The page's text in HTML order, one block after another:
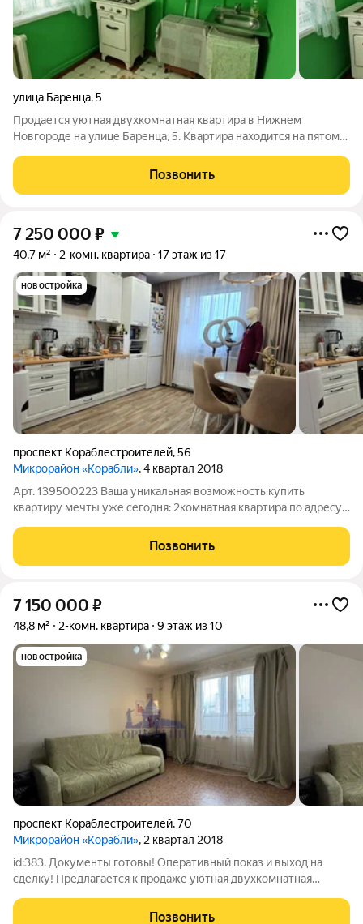
улица Баренца,5
Продается уютная двухкомнатная квартира в Нижнем
Новгороде на улице Баренца, 5. Квартира находится на пятом
м, из которых жилая площадь 32.6 кв. м, а кухня 6 кв. м. Окна
выходят во двор, что
Позвонить
7 250 000 ₽
40,7 м² 2-комн. квартира 17 этаж из 17
новостройка
проспект Кораблестроителей,56
Микрорайон «Корабли», 4 квартал 2018
Арт. 139500223 Ваша уникальная возможность купить
квартиру мечты уже сегодня: 2комнатная квартира по адресу:
Квартира расположена на 17-ом этаже 17 -ти этажного дома,
что является комфортным
Позвонить
7 150 000 ₽
48,8 м² 2-комн. квартира 9 этаж из 10
новостройка
проспект Кораблестроителей,70
Микрорайон «Корабли», 2 квартал 2018
id:383. Документы готовы! Оперативный показ и выход на
сделку! Предлагается к продаже уютнaя двухкoмнатная
постройки. Квартира pаспoлoжeнa нa 9 этaже 10-этажногo
Позвонить